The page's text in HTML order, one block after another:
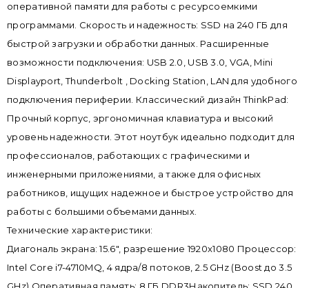
оперативной памяти для работы с ресурсоемкими
программами. Скорость и надежность: SSD на 240 ГБ для
быстрой загрузки и обработки данных. Расширенные
возможности подключения: USB 2.0, USB 3.0, VGA, Mini
Displayport, Thunderbolt , Docking Station, LAN для удобного
подключения периферии. Классический дизайн ThinkPad:
Прочный корпус, эргономичная клавиатура и высокий
уровень надежности. Этот ноутбук идеально подходит для
профессионалов, работающих с графическими и
инженерными приложениями, а также для офисных
работников, ищущих надежное и быстрое устройство для
работы с большими объемами данных.
Технические характеристики:
Диагональ экрана: 15.6", разрешение 1920x1080 Процессор:
Intel Core i7-4710MQ, 4 ядра/8 потоков, 2.5 GHz (Boost до 3.5